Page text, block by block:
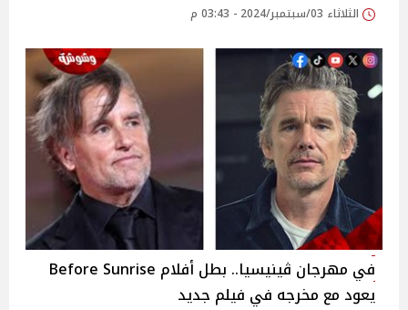
الثلاثاء 03/سبتمبر/2024 - 03:43 م
في مهرجان ڤينيسيا.. بطل أفلام Before Sunrise
يعود مع مخرجه في فيلم جديد